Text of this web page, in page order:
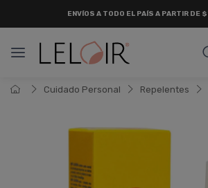
Cuidado Personal Repelentes